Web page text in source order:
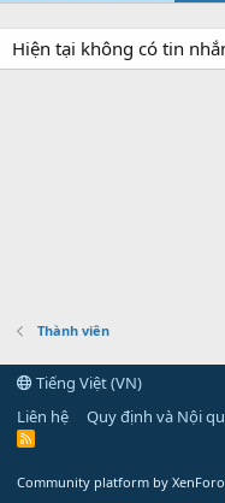
Hiện tại không có tin
Thành viên
Tiếng Việt (VN)
Liên hệ
Quy định và Nội
R
Community platform by XenForo